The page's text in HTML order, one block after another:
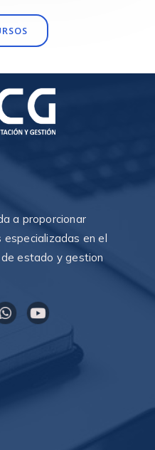
a proporcionar
en el
estado y gestion
W
h
Y
o
t